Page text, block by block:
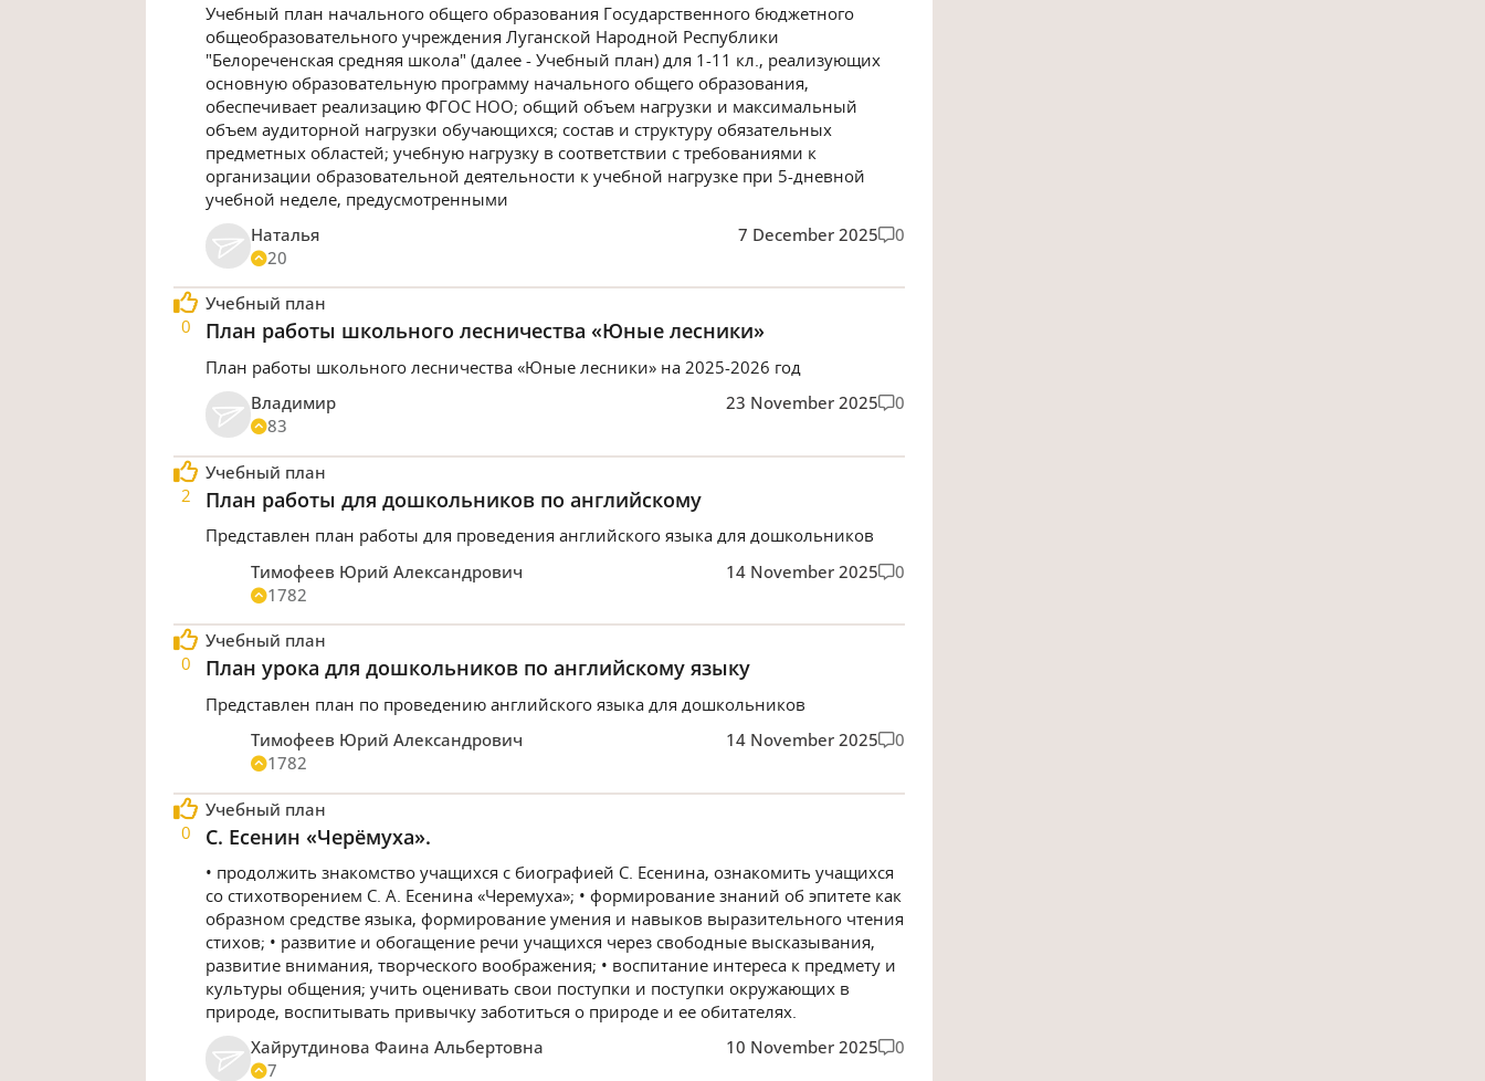
Учебный план начального общего образования Государственного бюджетного
общеобразовательного учреждения Луганской Народной Республики
"Белореченская средняя школа" (далее - Учебный план) для 1-11 кл., реализующих
основную образовательную программу начального общего образования,
обеспечивает реализацию ФГОС НОО; общий объем нагрузки и максимальный
объем аудиторной нагрузки обучающихся; состав и структуру обязательных
предметных областей; учебную нагрузку в соответствии с требованиями к
организации образовательной деятельности к учебной нагрузке при 5-дневной
учебной неделе, предусмотренными
Наталья
20
7 December 2025 0
0
Учебный план
План работы школьного лесничества «Юные лесники»
План работы школьного лесничества «Юные лесники» на 2025-2026 год
Владимир
83
23 November 2025 0
2
Учебный план
План работы для дошкольников по английскому
Представлен план работы для проведения английского языка для дошкольников
Тимофеев Юрий Александрович
1782
14 November 2025 0
0
Учебный план
План урока для дошкольников по английскому языку
Представлен план по проведению английского языка для дошкольников
Тимофеев Юрий Александрович
1782
14 November 2025 0
0
Учебный план
С. Есенин «Черёмуха».
• продолжить знакомство учащихся с биографией С. Есенина, ознакомить учащихся
со стихотворением С. А. Есенина «Черемуха»; • формирование знаний об эпитете как
образном средстве языка, формирование умения и навыков выразительного чтения
стихов; • развитие и обогащение речи учащихся через свободные высказывания,
развитие внимания, творческого воображения; • воспитание интереса к предмету и
культуры общения; учить оценивать свои поступки и поступки окружающих в
природе, воспитывать привычку заботиться о природе и ее обитателях.
Хайрутдинова Фаина Альбертовна
7
10 November 2025 0